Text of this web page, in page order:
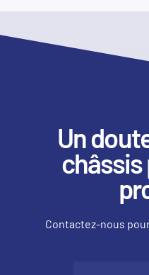
Un
Contactez-nous